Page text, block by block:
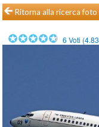
Ritorna alla ricerca foto
6 Voti (4.83